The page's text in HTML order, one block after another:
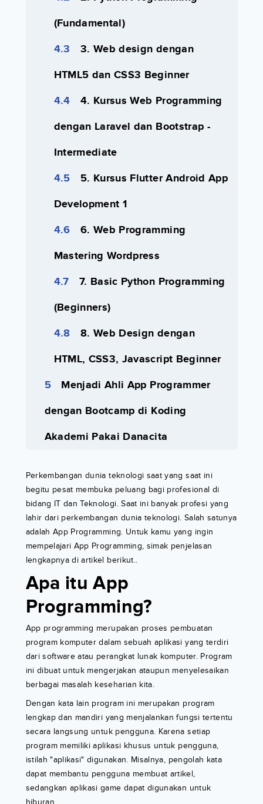
(Fundamental)
3. Web design dengan
HTML5 dan CSS3 Beginner
4. Kursus Web Programming
dengan Laravel dan Bootstrap -
Intermediate
5. Kursus Flutter Android App
Development 1
6. Web Programming
Mastering Wordpress
7. Basic Python Programming
(Beginners)
8. Web Design dengan
HTML, CSS3, Javascript Beginner
Menjadi Ahli App Programmer
dengan Bootcamp di Koding
Akademi Pakai Danacita
Perkembangan dunia teknologi saat yang saat ini
begitu pesat membuka peluang bagi profesional di
bidang IT dan Teknologi. Saat ini banyak profesi yang
lahir dari perkembangan dunia teknologi. Salah satunya
adalah App Programming. Untuk kamu yang ingin
mempelajari App Programming, simak penjelasan
lengkapnya di artikel berikut..
Apa itu App
Programming?
App programming merupakan proses pembuatan
program komputer dalam sebuah aplikasi yang terdiri
dari software atau perangkat lunak komputer. Program
ini dibuat untuk mengerjakan ataupun menyelesaikan
berbagai masalah keseharian kita.
Dengan kata lain program ini merupakan program
lengkap dan mandiri yang menjalankan fungsi tertentu
secara langsung untuk pengguna. Karena setiap
program memiliki aplikasi khusus untuk pengguna,
istilah "aplikasi" digunakan. Misalnya, pengolah kata
dapat membantu pengguna membuat artikel,
sedangkan aplikasi game dapat digunakan untuk
hiburan.